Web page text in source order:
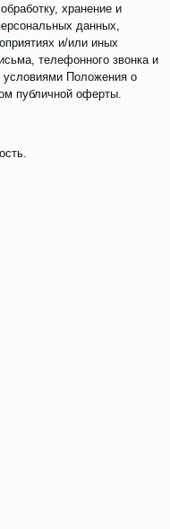
хранение и
данных,
и/или иных
телефонного звонка и
условиями Положения о
публичной оферты.